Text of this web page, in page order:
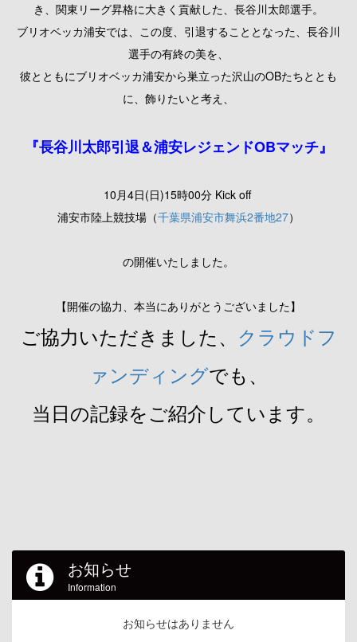
き、関東リーグ昇格に大きく貢献した、長谷川太郎選手。
ブリオベッカ浦安では、この度、引退することとなった、長谷川
選手の有終の美を、
彼とともにブリオベッカ浦安から巣立った沢山のOBたちととも
に、飾りたいと考え、
『長谷川太郎引退＆浦安レジェンドOBマッチ』
10月4日(日)15時00分 Kick off
浦安市陸上競技場（千葉県浦安市舞浜2番地27）
の開催いたしました。
【開催の協力、本当にありがとうございました】
ご協力いただきました、 クラウドフ
ァンディングでも、
当日の記録をご紹介しています。
お知らせ
Information
お知らせはありません